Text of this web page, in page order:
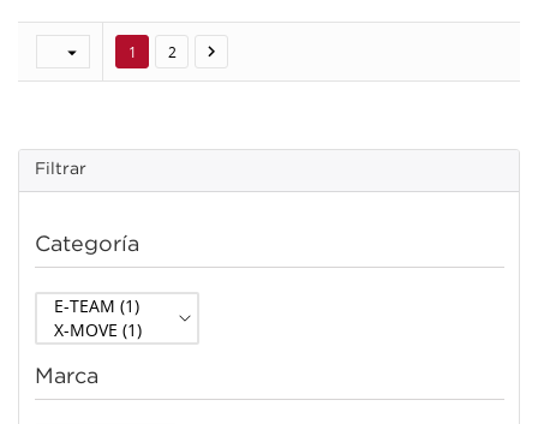
Filtrar
Categoría
Marca
 1 2 